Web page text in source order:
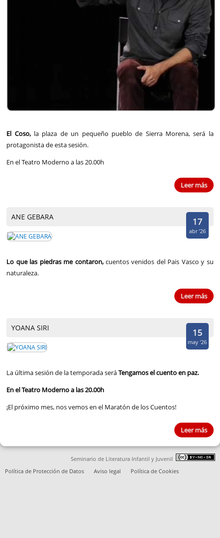
El Coso, la plaza de un pequeño pueblo de Sierra Morena, será la
protagonista de esta sesión.
En el Teatro Moderno a las 20.00h
Leer más
ANE GEBARA
Lo que las piedras me contaron, cuentos venidos del Pais Vasco y su
naturaleza.
Leer más
17
abr '26
YOANA SIRI
La última sesión de la temporada seráTengamos el cuento en paz.
En el Teatro Moderno a las 20.00h
¡El próximo mes, nos vemos en el Maratón de los Cuentos!
Leer más
15
may '26
Seminario de Literatura Infantil y Juvenil
Política de Protección de Datos
Aviso legal Política de Cookies